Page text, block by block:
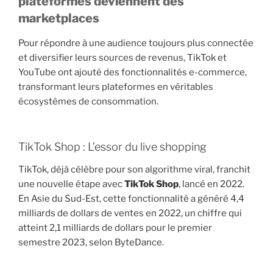
marketplaces
Pour répondre à une audience toujours plus connectée
et diversifier leurs sources de revenus, TikTok et
YouTube ont ajouté des fonctionnalités e-commerce,
transformant leurs plateformes en véritables
écosystèmes de consommation.
TikTok Shop : L’essor du live shopping
TikTok, déjà célèbre pour son algorithme viral, franchit
une nouvelle étape avecTikTok Shop, lancé en 2022.
En Asie du Sud-Est, cette fonctionnalité a généré 4,4
milliards de dollars de ventes en 2022, un chiffre qui
atteint 2,1 milliards de dollars pour le premier
semestre 2023, selon ByteDance.